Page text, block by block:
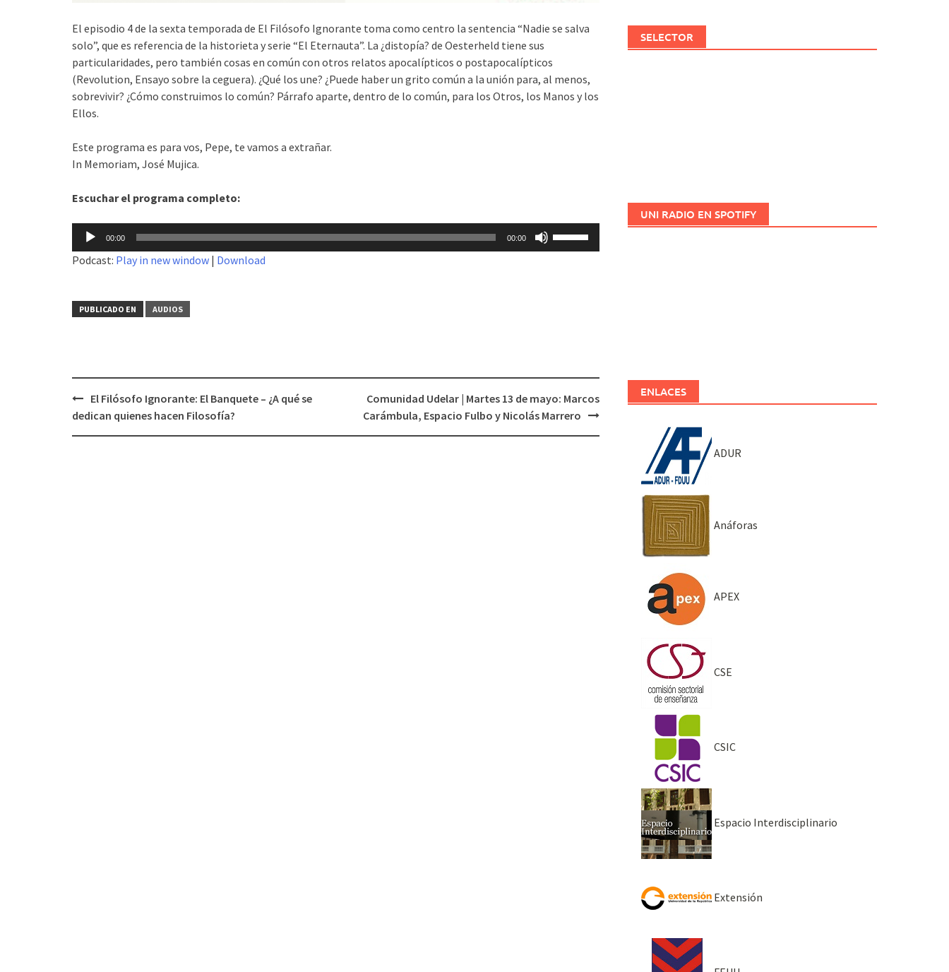
El episodio 4 de la sexta temporada de El Filósofo Ignorante toma como centro la sentencia “Nadie se salva
solo”, que es referencia de la historieta y serie “El Eternauta”. La ¿distopía? de Oesterheld tiene sus
particularidades, pero también cosas en común con otros relatos apocalípticos o postapocalípticos
(Revolution, Ensayo sobre la ceguera). ¿Qué los une? ¿Puede haber un grito común a la unión para, al menos,
sobrevivir? ¿Cómo construimos lo común? Párrafo aparte, dentro de lo común, para los Otros, los Manos y los
Ellos.
Este programa es para vos, Pepe, te vamos a extrañar.
In Memoriam, José Mujica.
Escuchar el programa completo:
Reproductor
audio
00:00 00:00
el
volumen.
Podcast: Play in new window | Download
PUBLICADO EN AUDIOS
Navegación
El Filósofo Ignorante: El Banquete – ¿A qué se
dedican quienes hacen Filosofía?
Comunidad Udelar | Martes 13 de mayo: Marcos
Carámbula, Espacio Fulbo y Nicolás Marrero
SELECTOR
UNI RADIO EN SPOTIFY
ENLACES
ADUR
Anáforas
APEX
CSE
CSIC
Espacio Interdisciplinario
Extensión